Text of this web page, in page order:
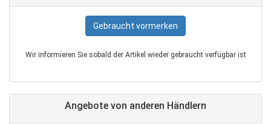
Gebraucht vormerken
Wir informieren Sie sobald der Artikel wieder gebraucht verfügbar ist
Angebote von anderen Händlern